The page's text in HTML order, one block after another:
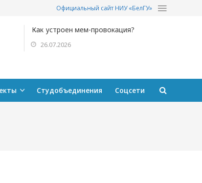
Официальный сайт НИУ «БелГУ»
Как устроен мем-провокация?
26.07.2026
Студобъединения Соцсети